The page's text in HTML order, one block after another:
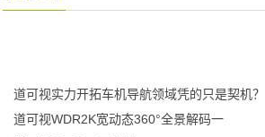
道可视实力开拓车机导航领域凭的只是契机？
道可视WDR2K宽动态360°全景解码一